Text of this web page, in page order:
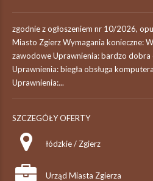
zgodnie z ogłoszeniem nr 10/2026,
Miasto Zgierz Wymagania konieczne:
zawodowe Uprawnienia: bardzo dobra
Uprawnienia: biegła obsługa
Uprawnienia:...
SZCZEGÓŁY OFERTY
łódzkie / Zgierz
Urząd Miasta Zgierza